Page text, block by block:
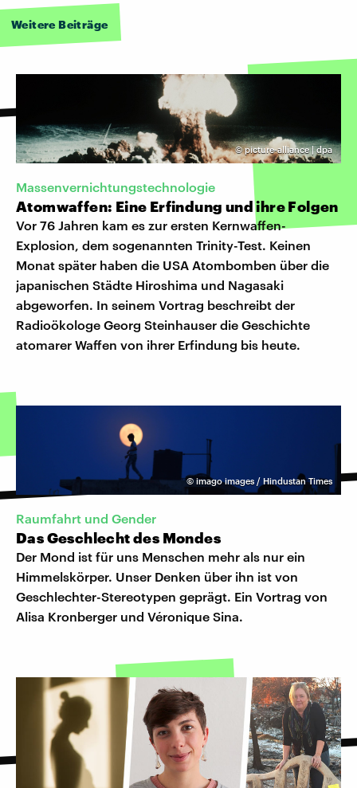
Weitere Beiträge
©picture-alliance | dpa
Massenvernichtungstechnologie
Atomwaffen: Eine Erfindung und ihre Folgen
Vor 76 Jahren kam es zur ersten Kernwaffen-
Explosion, dem sogenannten Trinity-Test. Keinen
Monat später haben die USA Atombomben über die
japanischen Städte Hiroshima und Nagasaki
abgeworfen. In seinem Vortrag beschreibt der
Radioökologe Georg Steinhauser die Geschichte
atomarer Waffen von ihrer Erfindung bis heute.
©imago images / Hindustan Times
Raumfahrt und Gender
Das Geschlecht des Mondes
Der Mond ist für uns Menschen mehr als nur ein
Himmelskörper. Unser Denken über ihn ist von
Geschlechter-Stereotypen geprägt. Ein Vortrag von
Alisa Kronberger und Véronique Sina.